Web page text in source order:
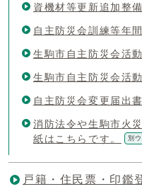
資機材等更新追加整
自主防災会訓練等年
生駒市自主防災会活
生駒市自主防災会活
自主防災会変更届出書
消防法令や生駒市火
紙はこちらです。
別
戸籍・住民票・印鑑